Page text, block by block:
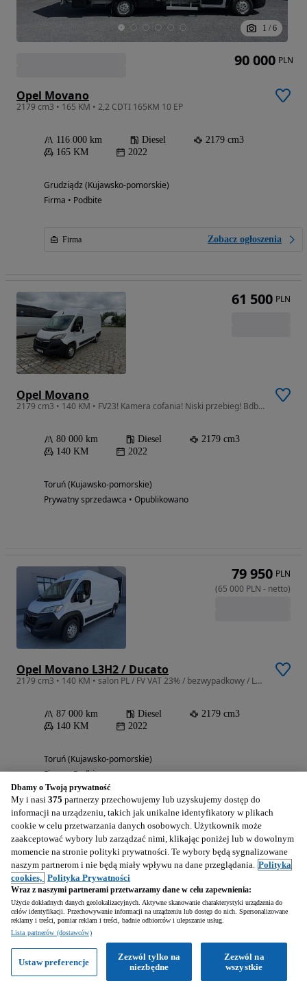
1 / 6
Opel Movano
2179 cm3 • 165 KM • 2,2 CDTI 165KM 10 EP
116 000 km Diesel
2179 cm3
165 KM
2022
Grudziądz (Kujawsko-pomorskie)
Firma • Podbite
Firma Zobacz ogłoszenia
90 000 PLN
Opel Movano
2179 cm3 • 140 KM • FV23! Kamera cofania! Niski przebieg! Bdb stan techniczny!
80 000 km Diesel
2179 cm3
140 KM
2022
Toruń (Kujawsko-pomorskie)
Prywatny sprzedawca • Opublikowano
61 500 PLN
Opel Movano L3H2 / Ducato
2179 cm3 • 140 KM • salon PL / FV VAT 23% / bezwypadkowy / L3H2 /
87 000 km Diesel
2179 cm3
140 KM
2022
Toruń (Kujawsko-pomorskie)
Firma • Podbite
Firma Zobacz ogłoszenia
79 950 PLN
(65 000 PLN - netto)
Opel Vivaro-B
1598 cm3 • 90 KM • 2016 rok Po dużym Serwisie Sprowadzony z De
33 333 PLN
Dbamy o Twoją prywatność
My i nasi 375 partnerzy przechowujemy lub uzyskujemy dostęp do
informacji na urządzeniu, takich jak unikalne identyfikatory w plikach
cookie w celu przetwarzania danych osobowych. Użytkownik może
zaakceptować wybory lub zarządzać nimi, klikając poniżej lub w dowolnym
momencie na stronie polityki prywatności. Te wybory będą sygnalizowane
naszym partnerom i nie będą miały wpływu na dane przeglądania. Polityka
cookies, Polityka Prywatności
Wraz z naszymi partnerami przetwarzamy dane w celu zapewnienia:
Użycie dokładnych danych geolokalizacyjnych. Aktywne skanowanie charakterystyki urządzenia do
celów identyfikacji. Przechowywanie informacji na urządzeniu lub dostęp do nich. Spersonalizowane
reklamy i treści, pomiar reklam i treści, badnie odbiorców i ulepszanie usług.
Lista partnerów (dostawców)
Zezwól na
wszystkie
Zezwól tylko na
niezbędne
Ustaw preferencje